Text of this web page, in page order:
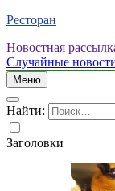
Ресторан
Новостная
Случайные
Меню
Найти:
Заголовки